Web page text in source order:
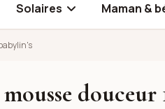
Solaires Maman &